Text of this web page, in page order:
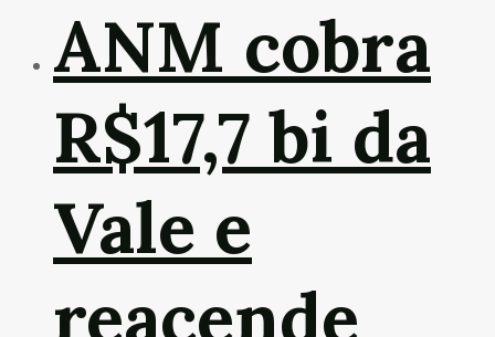
ANM cobra
R$17,7 bi da
Vale e
reacende